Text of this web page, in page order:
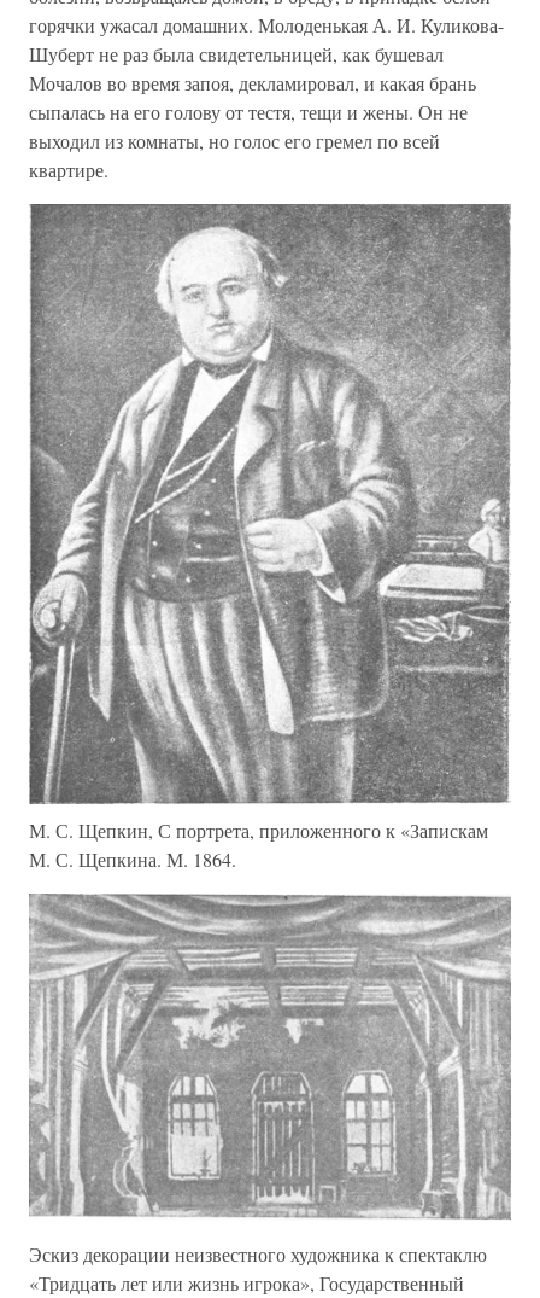
горячки ужасал домашних. Молоденькая А. И. Куликова-
Шуберт не раз была свидетельницей, как бушевал
Мочалов во время запоя, декламировал, и какая брань
сыпалась на его голову от тестя, тещи и жены. Он не
выходил из комнаты, но голос его гремел по всей
квартире.
М. С. Щепкин, С портрета, приложенного к «Запискам
М. С. Щепкина. М. 1864.
Эскиз декорации неизвестного художника к спектаклю
«Тридцать лет или жизнь игрока», Государственный